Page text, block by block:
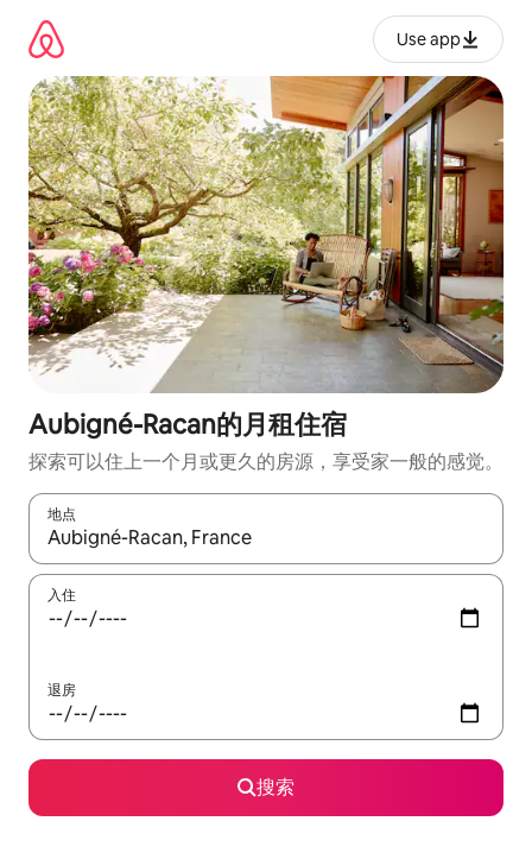
Use app
Aubigné-Racan的月租住宿
探索可以住上一个月或更久的房源，享受家一般的感觉。
地点
如有搜索结果，请使用上下方向键查看，或通过点击或滑动手势
入住
退房
搜索